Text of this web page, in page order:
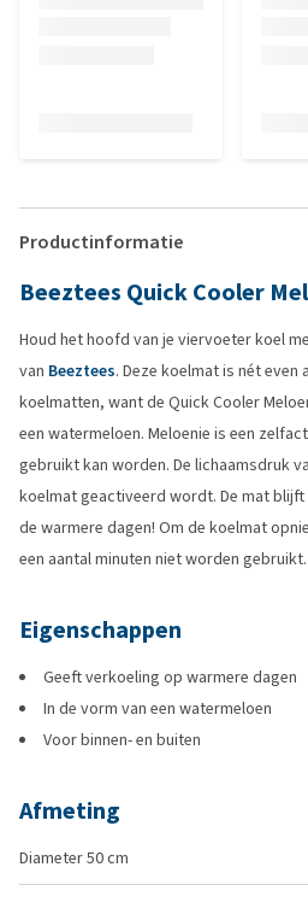
Productinformatie
Beeztees Quick Cooler
Houd het hoofd van je viervoeter koel
van Beeztees. Deze koelmat is nét even
koelmatten, want de Quick Cooler
een watermeloen. Meloenie is een
gebruikt kan worden. De lichaamsdruk
koelmat geactiveerd wordt. De mat
de warmere dagen! Om de koelmat
een aantal minuten niet worden gebruikt.
Eigenschappen
Geeft verkoeling op warmere dagen
In de vorm van een watermeloen
Voor binnen- en buiten
Afmeting
Diameter 50 cm